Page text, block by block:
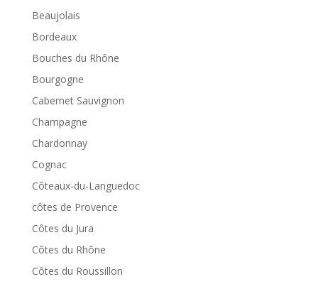
Beaujolais
Bordeaux
Bouches du Rhône
Bourgogne
Cabernet Sauvignon
Champagne
Chardonnay
Cognac
Côteaux-du-Languedoc
côtes de Provence
Côtes du Jura
Côtes du Rhône
Côtes du Roussillon